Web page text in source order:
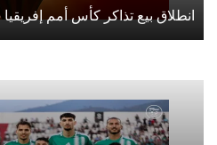
انطلاق بيع تذاكر كأس أمم إفريقيا 2025